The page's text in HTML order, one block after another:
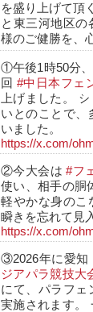
を盛り上げて頂
と東三河地区の
様のご健勝を、
①午後1時50分
回 #中日本フェ
上げました。
いとのことで、
いました。
https://x.com/
②今大会は#フ
使い、相手の胴
軽やかな身のこ
瞬きを忘れて見
https://x.com/
③2026年に愛知
ジアパラ競技大
にて、パラフェ
実施されます。